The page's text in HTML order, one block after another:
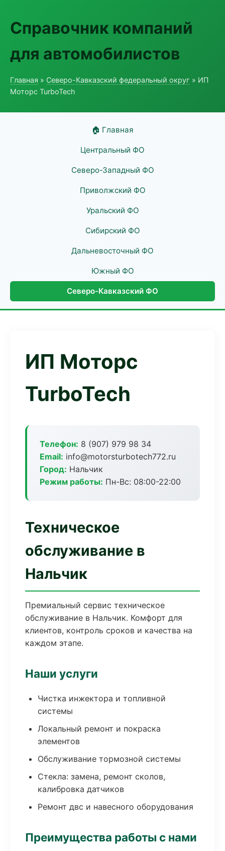
Справочник компаний
для автомобилистов
Главная » Северо-Кавказский федеральный округ » ИП
Моторс TurboTech
🏠 Главная
Центральный ФО
Северо-Западный ФО
Приволжский ФО
Уральский ФО
Сибирский ФО
Дальневосточный ФО
Южный ФО
Северо-Кавказский ФО
ИП Моторс
TurboTech
Телефон: 8 (907) 979 98 34
Email: info@motorsturbotech772.ru
Город: Нальчик
Режим работы: Пн-Вс: 08:00-22:00
Техническое
обслуживание в
Нальчик
Премиальный сервис техническое
обслуживание в Нальчик. Комфорт для
клиентов, контроль сроков и качества на
каждом этапе.
Наши услуги
Чистка инжектора и топливной
системы
Локальный ремонт и покраска
элементов
Обслуживание тормозной системы
Стекла: замена, ремонт сколов,
калибровка датчиков
Ремонт двс и навесного оборудования
Преимущества работы с нами